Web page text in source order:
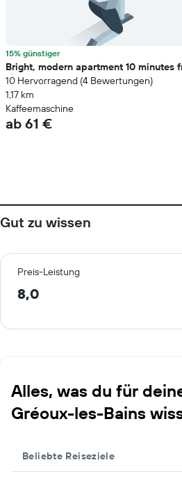
15% günstiger
Bright, modern apartment 10 minutes
10 Hervorragend (4 Bewertungen)
1,17 km
Kaffeemaschine
ab 61 €
Gut zu wissen
Preis-Leistung
8,0
Alles, was du für
Gréoux-les-Bains
Beliebte Reiseziele